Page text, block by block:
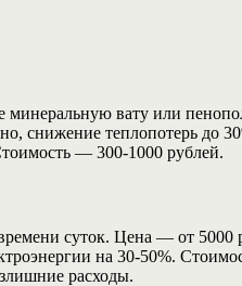
минеральную вату или
снижение теплопотерь до
— 300-1000 рублей.
суток. Цена — от 5000
на 30-50%.
расходы.